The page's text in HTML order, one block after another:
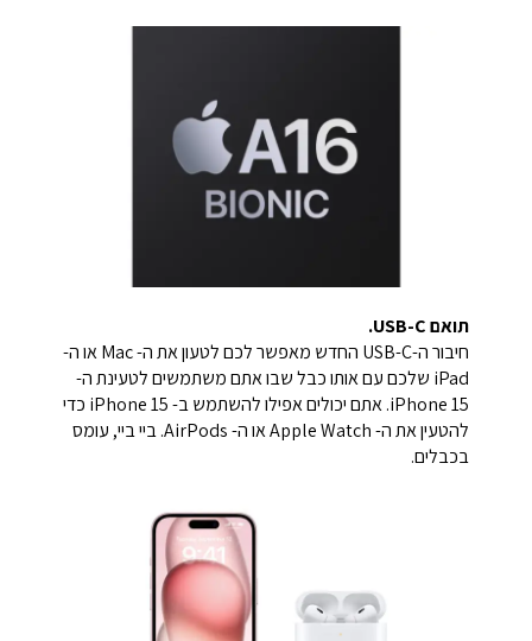
תואם USB-C.
חיבור ה-USB-C החדש מאפשר לכם לטעון את ה- Mac או ה-
iPad שלכם עם אותו כבל שבו אתם משתמשים לטעינת ה-
iPhone 15. אתם יכולים אפילו להשתמש ב- iPhone 15 כדי
להטעין את ה- Apple Watch או ה- AirPods. ביי ביי, עומס
בכבלים.